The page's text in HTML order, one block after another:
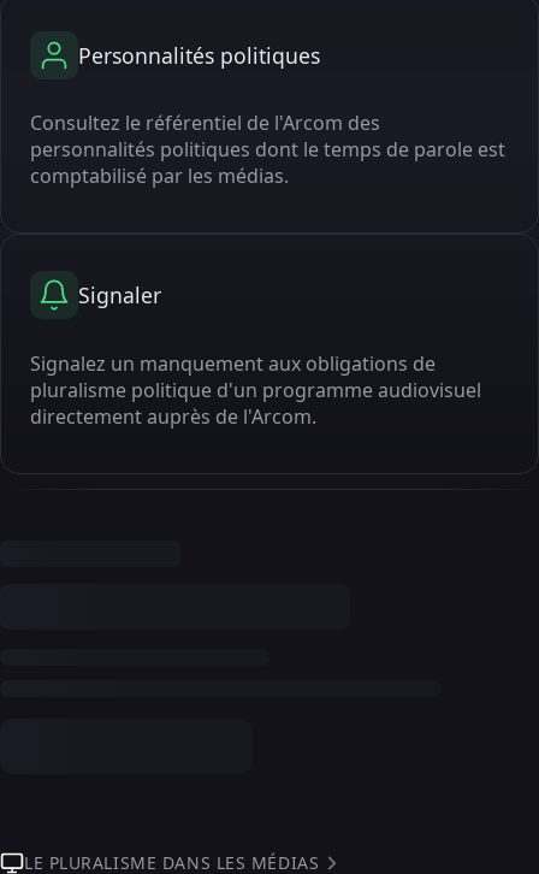
Personnalités politiques
Consultez le référentiel de l'Arcom des
personnalités politiques dont le temps de parole est
comptabilisé par les médias.
Signaler
Signalez un manquement aux obligations de
pluralisme politique d'un programme audiovisuel
directement auprès de l'Arcom.
LE PLURALISME DANS LES MÉDIAS